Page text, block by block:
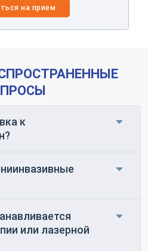
на прием
к
или лазерной